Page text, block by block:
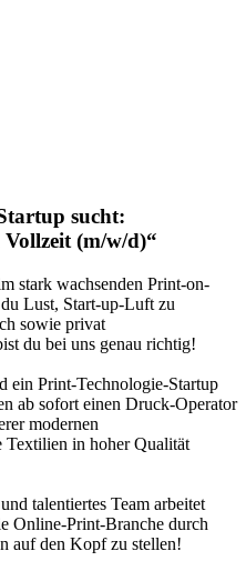
sucht:
(m/w/d)“
stark wachsenden Print-on-
Lust, Start-up-Luft zu
sowie privat
du bei uns genau richtig!
ein Print-Technologie-Startup
ab sofort einen Druck-Operator
modernen
in hoher Qualität
talentiertes Team arbeitet
Online-Print-Branche durch
auf den Kopf zu stellen!